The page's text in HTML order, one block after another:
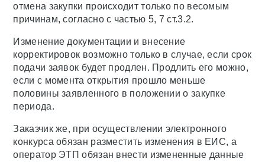
отмена закупки происходит только по весомым
причинам, согласно с частью 5, 7 ст.3.2.
Изменение документации и внесение
корректировок возможно только в случае, если срок
подачи заявок будет продлен. Продлить его можно,
если с момента открытия прошло меньше
половины заявленного в положении о закупке
периода.
Заказчик же, при осуществлении электронного
конкурса обязан разместить изменения в ЕИС, а
оператор ЭТП обязан внести измененные данные